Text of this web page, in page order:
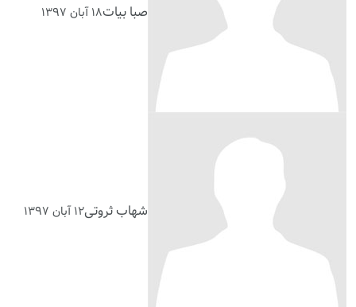
صبا بیات۱۸ آبان ۱۳۹۷
شهاب ثروتی۱۲ آبان ۱۳۹۷